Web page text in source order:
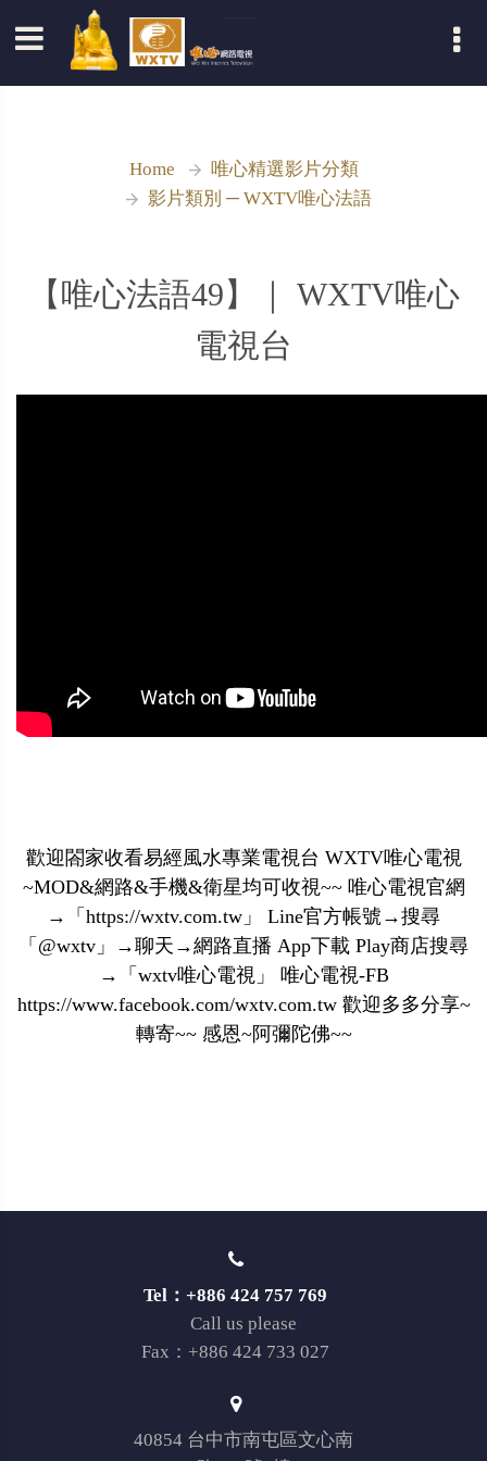
Home
唯心精選影片分類
影片類別 ─ WXTV唯心法語
【唯心法語49】｜ WXTV唯心
電視台
歡迎閤家收看易經風水專業電視台 WXTV唯心電視
~MOD&網路&手機&衛星均可收視~~ 唯心電視官網
→「https://wxtv.com.tw」 Line官方帳號→搜尋
「@wxtv」→聊天→網路直播 App下載 Play商店搜尋
→「wxtv唯心電視」 唯心電視-FB
https://www.facebook.com/wxtv.com.tw 歡迎多多分享~
轉寄~~ 感恩~阿彌陀佛~~
Tel：+886 424 757 769
Call us please
Fax：+886 424 733 027
40854 台中市南屯區文心南